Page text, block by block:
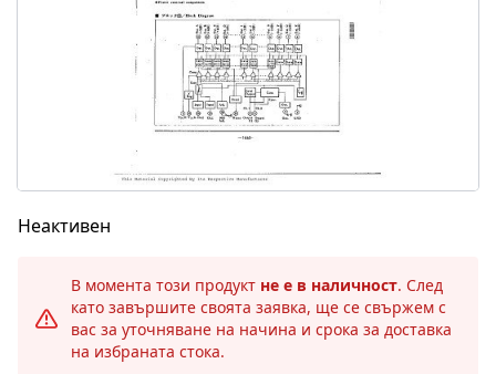
Неактивен
В момента този продукт не е в наличност. След
като завършите своята заявка, ще се свържем с
вас за уточняване на начина и срока за доставка
на избраната стока.